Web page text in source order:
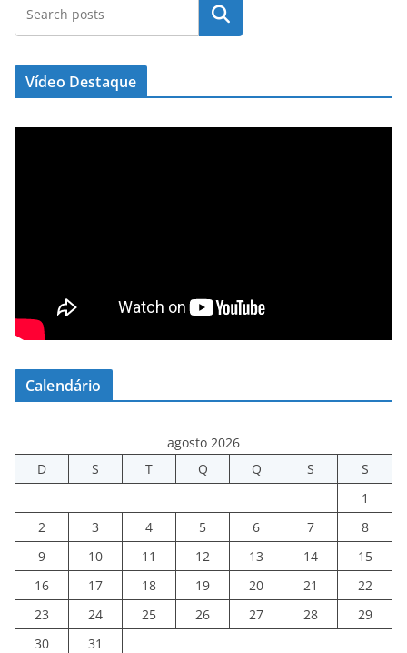
Pesquisar
Vídeo Destaque
Calendário
agosto 2026
D
S T Q Q S
S
1
2
3 4 5 6 7
8
9
10 11 12 13 14
15
16
17 18 19 20 21
22
23
24 25 26 27 28
29
30
31